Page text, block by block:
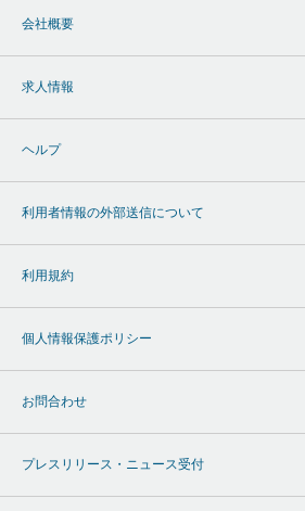
会社概要
求人情報
ヘルプ
利用者情報の外部送信について
利用規約
個人情報保護ポリシー
お問合わせ
プレスリリース・ニュース受付